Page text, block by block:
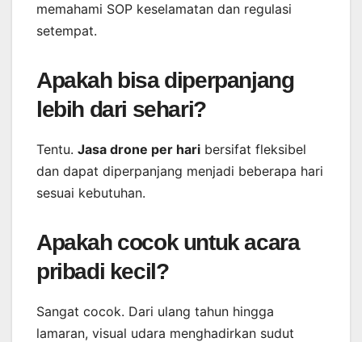
memahami SOP keselamatan dan regulasi
setempat.
Apakah bisa diperpanjang
lebih dari sehari?
Tentu. Jasa drone per hari bersifat fleksibel
dan dapat diperpanjang menjadi beberapa hari
sesuai kebutuhan.
Apakah cocok untuk acara
pribadi kecil?
Sangat cocok. Dari ulang tahun hingga
lamaran, visual udara menghadirkan sudut